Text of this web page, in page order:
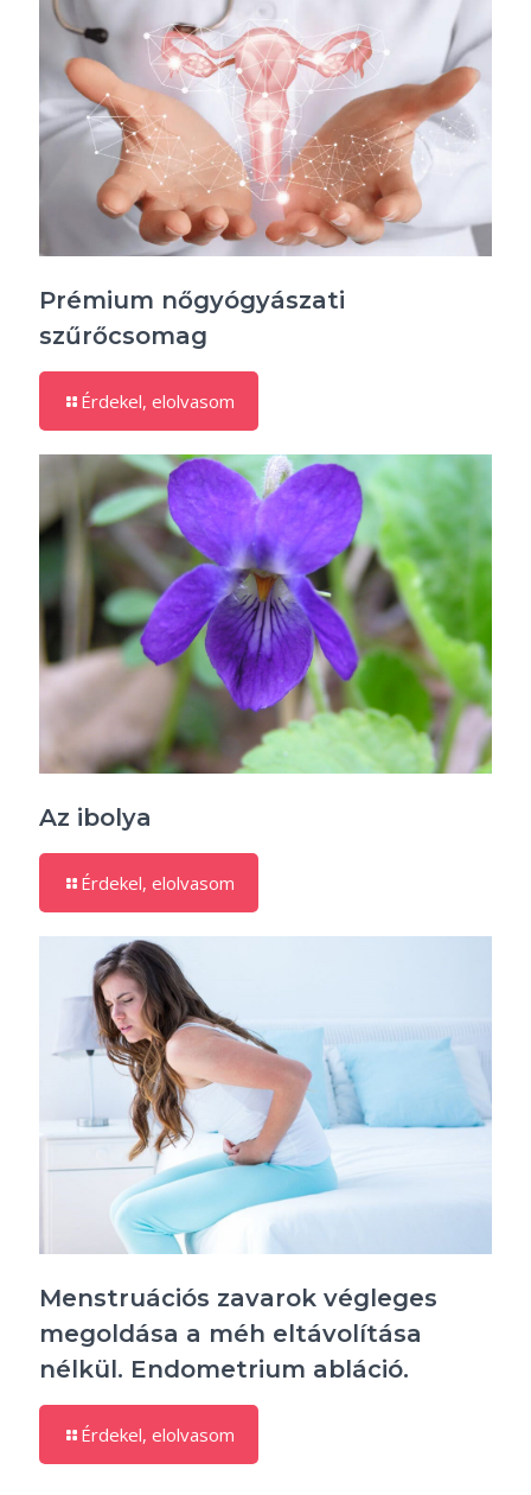
Prémium nőgyógyászati
szűrőcsomag
Érdekel, elolvasom
Az ibolya
Érdekel, elolvasom
Menstruációs zavarok végleges
megoldása a méh eltávolítása
nélkül. Endometrium abláció.
Érdekel, elolvasom